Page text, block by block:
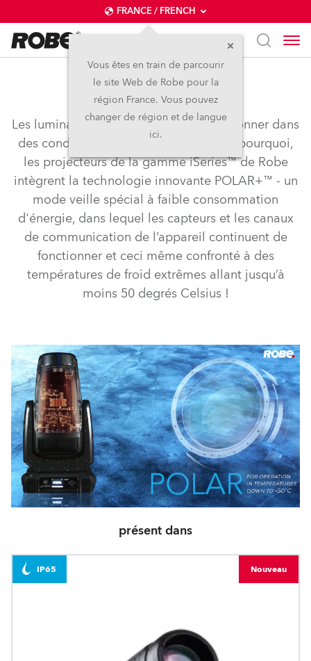
FRANCE / FRENCH
Vous êtes en train de parcourir
le site Web de Robe pour la
région France. Vous pouvez
changer de région et de langue
ici.
POLAR+™
Les luminaires IP doivent pouvoir fonctionner dans
des conditions de froid extrême. C'est pourquoi,
les projecteurs de la gamme iSeries™ de Robe
intègrent la technologie innovante POLAR+™ - un
mode veille spécial à faible consommation
d'énergie, dans lequel les capteurs et les canaux
de communication de l’appareil continuent de
fonctionner et ceci même confronté à des
températures de froid extrêmes allant jusqu’à
moins 50 degrés Celsius !
présent dans
IP65 Nouveau